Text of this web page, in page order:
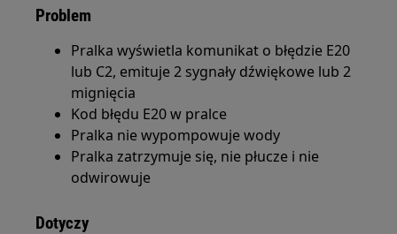
Problem
Pralka wyświetla komunikat o błędzie E20
lub C2, emituje 2 sygnały dźwiękowe lub 2
mignięcia
Kod błędu E20 w pralce
Pralka nie wypompowuje wody
Pralka zatrzymuje się, nie płucze i nie
odwirowuje
Dotyczy